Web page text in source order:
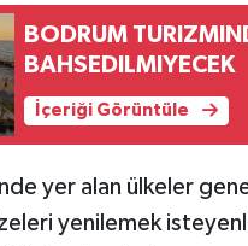
BODRUM
BAHSEDILMIYECEK
İçeriği Görüntüle
yer alan ülkeler
yenilemek